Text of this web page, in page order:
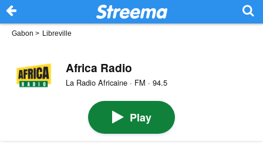
Gabon > Libreville
Africa Radio
La Radio Africaine · FM · 94.5
Play